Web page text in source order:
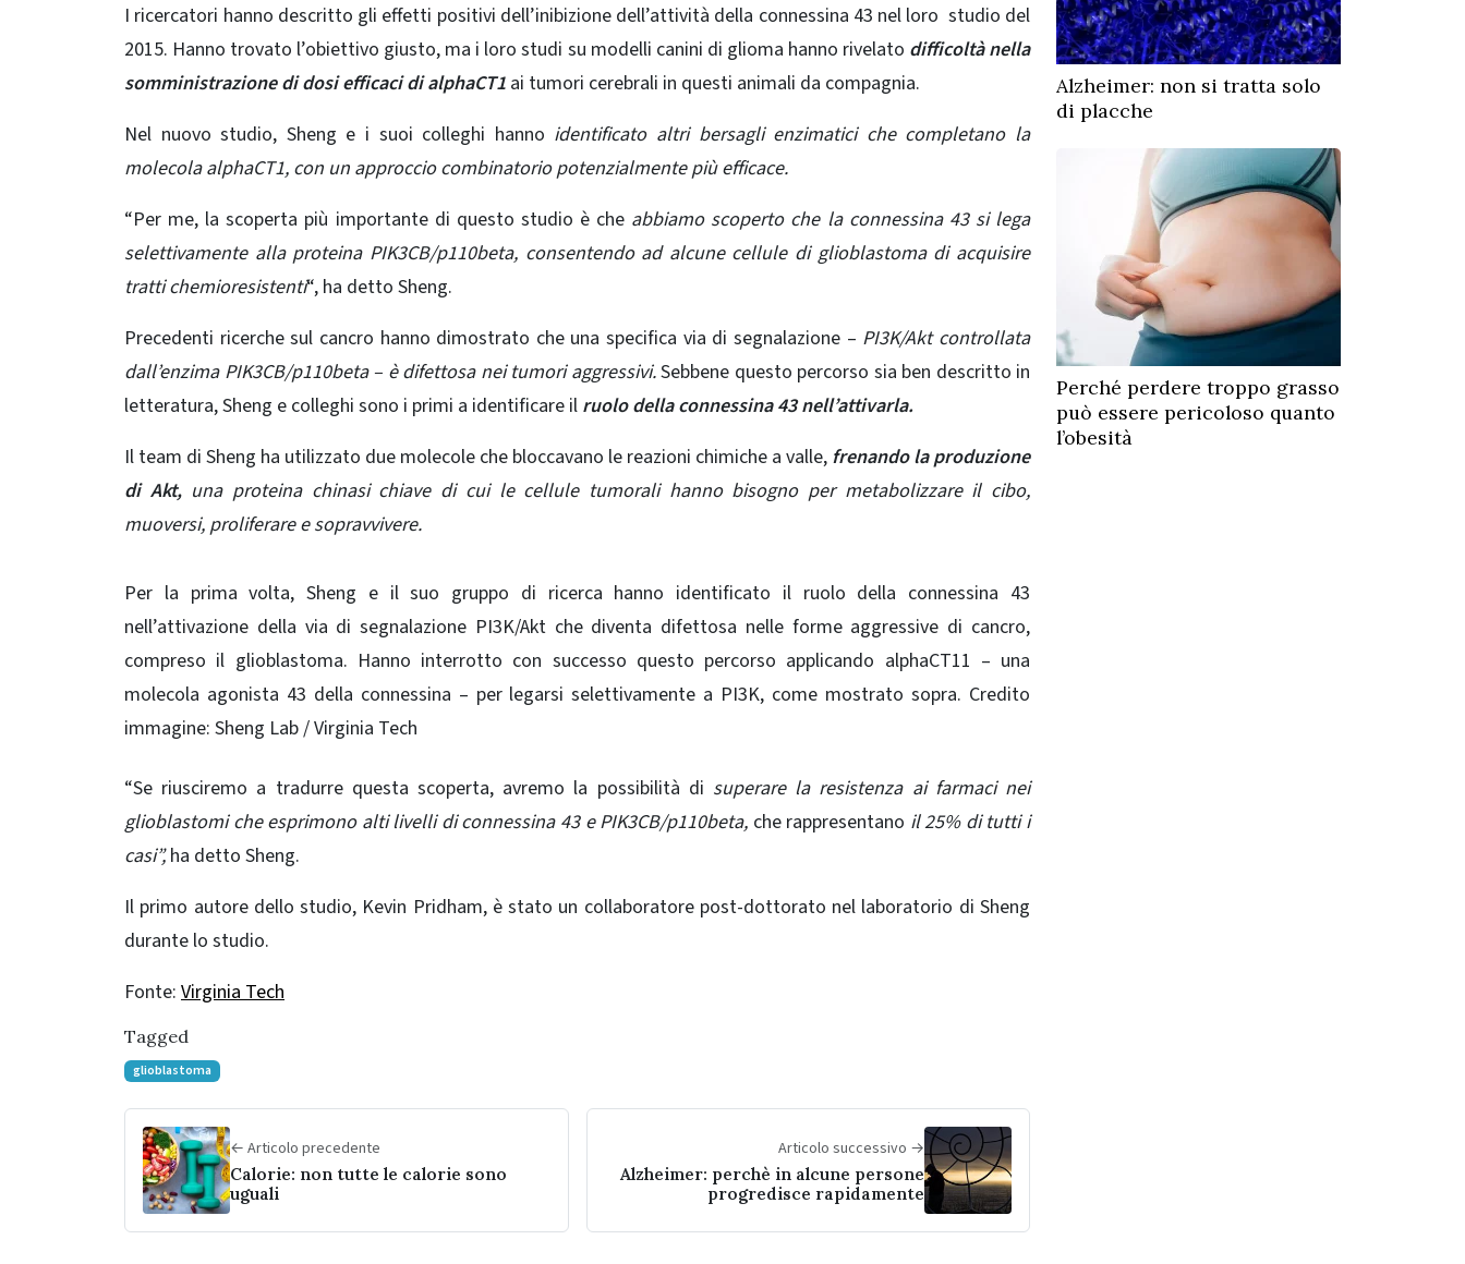
I ricercatori hanno descritto gli effetti positivi dell’inibizione dell’attività della connessina 43 nel loro studio del
2015. Hanno trovato l’obiettivo giusto, ma i loro studi su modelli canini di glioma hanno rivelato difficoltà nella
somministrazione di dosi efficaci di alphaCT1 ai tumori cerebrali in questi animali da compagnia.
Nel nuovo studio, Sheng e i suoi colleghi hanno identificato altri bersagli enzimatici che completano la
molecola alphaCT1, con un approccio combinatorio potenzialmente più efficace.
“Per me, la scoperta più importante di questo studio è che abbiamo scoperto che la connessina 43 si lega
selettivamente alla proteina PIK3CB/p110beta, consentendo ad alcune cellule di glioblastoma di acquisire
tratti chemioresistenti“, ha detto Sheng.
Precedenti ricerche sul cancro hanno dimostrato che una specifica via di segnalazione – PI3K/Akt controllata
dall’enzima PIK3CB/p110beta – è difettosa nei tumori aggressivi.Sebbene questo percorso sia ben descritto in
letteratura, Sheng e colleghi sono i primi a identificare il ruolo della connessina 43 nell’attivarla.
Il team di Sheng ha utilizzato due molecole che bloccavano le reazioni chimiche a valle, frenando la produzione
di Akt, una proteina chinasi chiave di cui le cellule tumorali hanno bisogno per metabolizzare il cibo,
muoversi, proliferare e sopravvivere.
Per la prima volta, Sheng e il suo gruppo di ricerca hanno identificato il ruolo della connessina 43
nell’attivazione della via di segnalazione PI3K/Akt che diventa difettosa nelle forme aggressive di cancro,
compreso il glioblastoma. Hanno interrotto con successo questo percorso applicando alphaCT11 – una
molecola agonista 43 della connessina – per legarsi selettivamente a PI3K, come mostrato sopra. Credito
immagine: Sheng Lab / Virginia Tech
“Se riusciremo a tradurre questa scoperta, avremo la possibilità di superare la resistenza ai farmaci nei
glioblastomi che esprimono alti livelli di connessina 43 e PIK3CB/p110beta, che rappresentano il 25% di tutti i
casi”,ha detto Sheng.
Il primo autore dello studio, Kevin Pridham, è stato un collaboratore post-dottorato nel laboratorio di Sheng
durante lo studio.
Fonte: Virginia Tech
Tagged
glioblastoma
← Articolo precedente
Calorie: non tutte le calorie sono
uguali
Articolo successivo →
Alzheimer: perchè in alcune persone
progredisce rapidamente
Alzheimer: non si tratta solo
di placche
Perché perdere troppo grasso
può essere pericoloso quanto
l’obesità